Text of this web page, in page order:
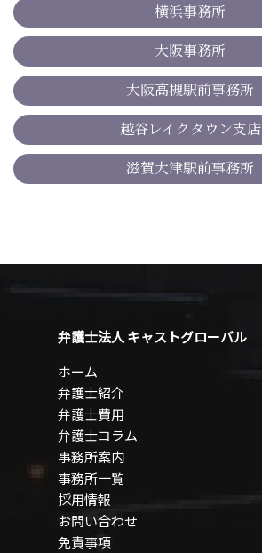
横浜事務所
大阪事務所
大阪高槻駅前事務所
越谷レイクタウン支店
滋賀大津駅前事務所
弁護士法人 キャストグローバル
ホーム
弁護士紹介
弁護士費用
弁護士コラム
事務所案内
事務所一覧
採用情報
お問い合わせ
免責事項